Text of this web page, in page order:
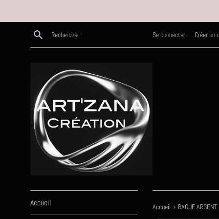
Recherche Se connecter Créer un
Accueil Accueil › BAGUE ARGENT